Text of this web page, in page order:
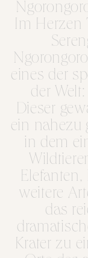
Im Herzen
eines der
der
Dieser
ein nahezu
in dem
weitere
das
Krater zu